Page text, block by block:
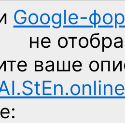
Google-
не
ваше